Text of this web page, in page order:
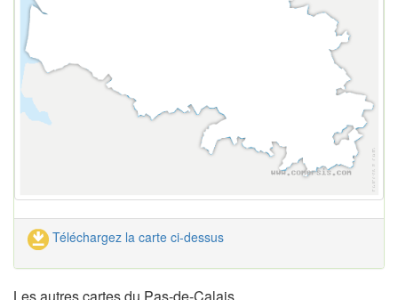
Téléchargez la carte ci-dessus
Les autres cartes du Pas-de-Calais